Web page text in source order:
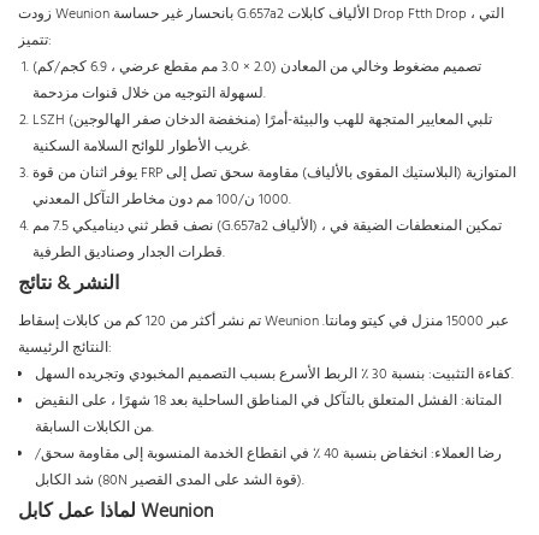
زودت Weunion بانحسار غير حساسة G.657a2 الألياف كابلات Drop Ftth Drop ، التي
تتميز:
تصميم مضغوط وخالي من المعادن (2.0 × 3.0 مم مقطع عرضي ، 6.9 كجم/كم)
لسهولة التوجيه من خلال قنوات مزدحمة.
LSZH (منخفضة الدخان صفر الهالوجين) تلبي المعايير المتجهة للهب والبيئة-أمرًا
غريب الأطوار للوائح السلامة السكنية.
يوفر اثنان من قوة FRP المتوازية (البلاستيك المقوى بالألياف) مقاومة سحق تصل إلى
1000 ن/100 مم دون مخاطر التآكل المعدني.
نصف قطر ثني ديناميكي 7.5 مم (G.657a2 الألياف) ، تمكين المنعطفات الضيقة في
قطرات الجدار وصناديق الطرفية.
النشر & نتائج
تم نشر أكثر من 120 كم من كابلات إسقاط Weunion عبر 15000 منزل في كيتو ومانتا.
النتائج الرئيسية:
كفاءة التثبيت: بنسبة 30 ٪ الربط الأسرع بسبب التصميم المخبودي وتجريده السهل.
المتانة: الفشل المتعلق بالتآكل في المناطق الساحلية بعد 18 شهرًا ، على النقيض
من الكابلات السابقة.
رضا العملاء: انخفاض بنسبة 40 ٪ في انقطاع الخدمة المنسوبة إلى مقاومة سحق/
شد الكابل (80N قوة الشد على المدى القصير).
لماذا عمل كابل Weunion